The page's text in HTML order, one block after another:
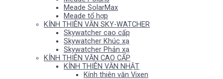
Meade SolarMax
Meade tổ hợp
KÍNH THIÊN VĂN SKY-WATCHER
Skywatcher cao cấp
Skywatcher Khúc xạ
Skywatcher Phản xạ
KÍNH THIÊN VĂN CAO CẤP
KÍNH THIÊN VĂN NHẬT
Kính thiên văn Vixen